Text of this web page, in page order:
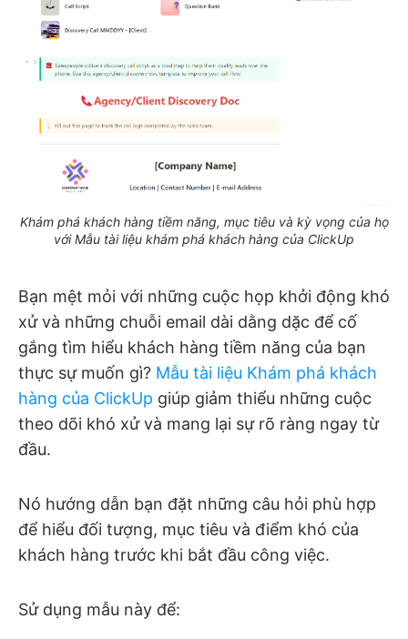
Khám phá khách hàng tiềm năng, mục tiêu và kỳ vọng của họ
với Mẫu tài liệu khám phá khách hàng của ClickUp
Bạn mệt mỏi với những cuộc họp khởi động khó
xử và những chuỗi email dài dằng dặc để cố
gắng tìm hiểu khách hàng tiềm năng của bạn
thực sự muốn gì? Mẫu tài liệu Khám phá khách
hàng của ClickUp giúp giảm thiểu những cuộc
theo dõi khó xử và mang lại sự rõ ràng ngay từ
đầu.
Nó hướng dẫn bạn đặt những câu hỏi phù hợp
để hiểu đối tượng, mục tiêu và điểm khó của
khách hàng trước khi bắt đầu công việc.
Sử dụng mẫu này để: